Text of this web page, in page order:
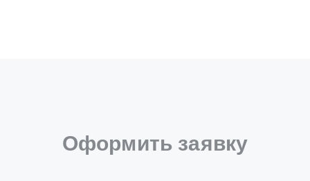
Оформить заявку